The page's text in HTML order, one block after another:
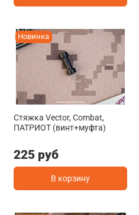
Новинка
Стяжка Vector, Combat,
ПАТРИОТ (винт+муфта)
225 руб
В корзину